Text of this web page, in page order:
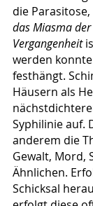
die
das Miasma
Vergangenheit
werden
festhängt.
Häusern als
Syphilinie auf.
anderem die
Gewalt, Mord,
Ähnlichen.
Schicksal